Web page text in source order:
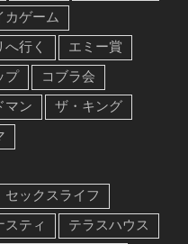
カゲーム
行く
エミー賞
プ
コブラ会
マン
ザ・キング
セックスライフ
スティ
テラスハウス